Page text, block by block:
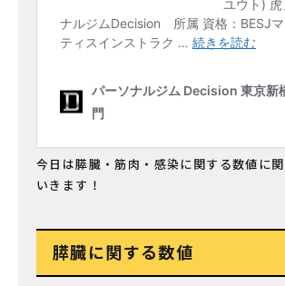
今日は膵臓・筋肉・感染に関する数値に
いきます！
膵臓に関する数値